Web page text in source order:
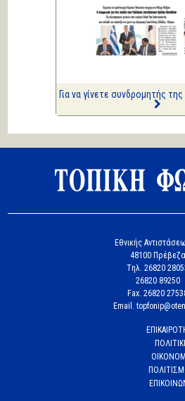
ΑΡΙΩΝ
Ιστορίες
Τρέλας
συλλήψεις...
Για να γίνετε συνδρομητής
Εθνικής
48100 Πρέβεζα
Tηλ. 26820
26820 89250
Fax. 26820
Email.